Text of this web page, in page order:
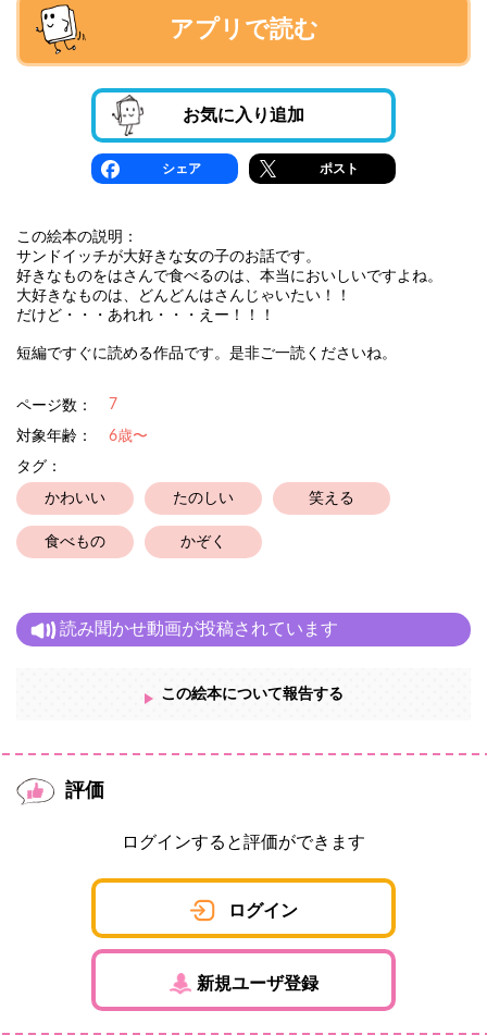
アプリで読む
お気に入り追加
シェア ポスト
この絵本の説明：
サンドイッチが大好きな女の子のお話です。
好きなものをはさんで食べるのは、本当においしいですよね。
大好きなものは、どんどんはさんじゃいたい！！
だけど・・・あれれ・・・えー！！！
短編ですぐに読める作品です。是非ご一読くださいね。
ページ数： 7
対象年齢：
6歳〜
タグ：
かわいい たのしい 笑える
食べもの かぞく
読み聞かせ動画が投稿されています
この絵本について報告する
評価
ログインすると評価ができます
ログイン
新規ユーザ登録